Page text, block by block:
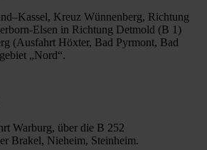
Kreuz Wünnenberg, Richtung
Elsen in Richtung Detmold (B 1)
(Ausfahrt Höxter, Bad Pyrmont, Bad
„Nord“.
Warburg, über die B 252
Brakel, Nieheim, Steinheim.